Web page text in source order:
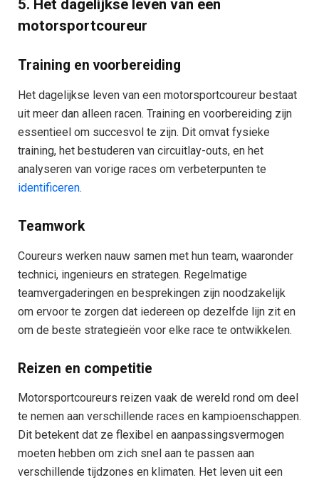
5. Het dagelijkse leven van een
motorsportcoureur
Training en voorbereiding
Het dagelijkse leven van een motorsportcoureur bestaat
uit meer dan alleen racen. Training en voorbereiding zijn
essentieel om succesvol te zijn. Dit omvat fysieke
training, het bestuderen van circuitlay-outs, en het
analyseren van vorige races om verbeterpunten te
identificeren.
Teamwork
Coureurs werken nauw samen met hun team, waaronder
technici, ingenieurs en strategen. Regelmatige
teamvergaderingen en besprekingen zijn noodzakelijk
om ervoor te zorgen dat iedereen op dezelfde lijn zit en
om de beste strategieën voor elke race te ontwikkelen.
Reizen en competitie
Motorsportcoureurs reizen vaak de wereld rond om deel
te nemen aan verschillende races en kampioenschappen.
Dit betekent dat ze flexibel en aanpassingsvermogen
moeten hebben om zich snel aan te passen aan
verschillende tijdzones en klimaten. Het leven uit een